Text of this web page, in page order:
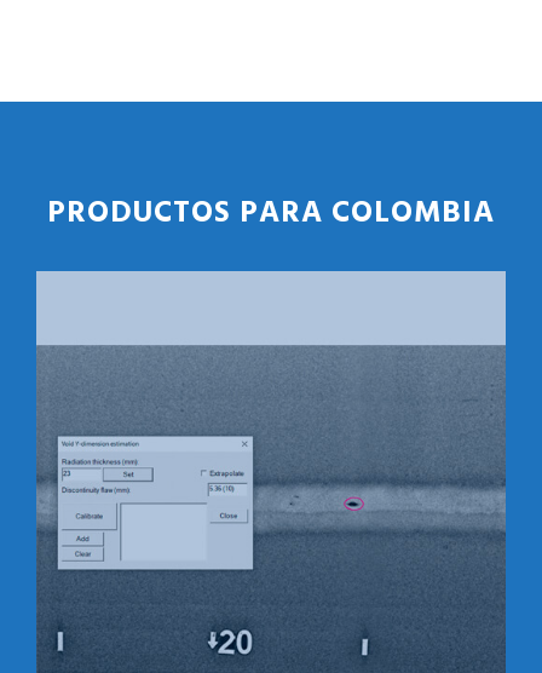
PRODUCTOS PARA COLOMBIA